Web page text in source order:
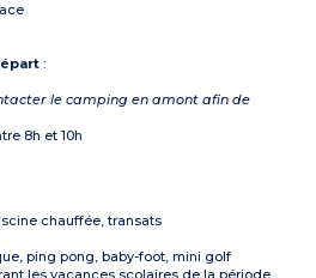
:
le camping en amont afin de
8h et 10h
chauffée, transats
ping pong, baby-foot, mini golf